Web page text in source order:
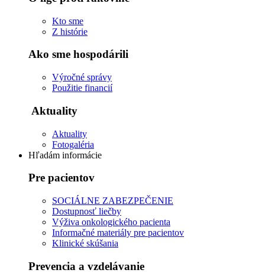
Kto sme
Z histórie
Ako sme hospodárili
Výročné správy
Použitie financií
Aktuality
Aktuality
Fotogaléria
Hľadám informácie
Pre pacientov
SOCIÁLNE ZABEZPEČENIE
Dostupnosť liečby
Výživa onkologického pacienta
Informačné materiály pre pacientov
Klinické skúšania
Prevencia a vzdelávanie